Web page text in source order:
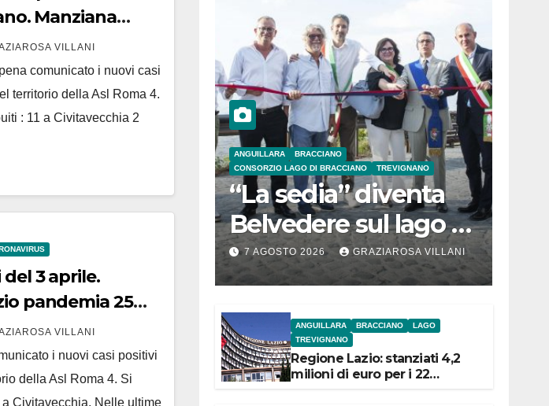
Manziana
VILLANI
comunicato i nuovi casi
territorio della Asl Roma 4.
: 11 a Civitavecchia 2
3 aprile.
pandemia 25
VILLANI
i nuovi casi positivi
della Asl Roma 4. Si
Civitavecchia. Nelle ultime
ANGUILLARA
BRACCIANO
CONSORZIO LAGO DI BRACCIANO
TREVIGNANO
“La sedia” diventa
Belvedere sul lago di
Bracciano: ieri
l’inaugurazione
7 AGOSTO 2026 GRAZIAROSA VILLANI
ANGUILLARA BRACCIANO
LAGO
TREVIGNANO
Regione Lazio: stanziati 4,2
milioni di euro per i 22